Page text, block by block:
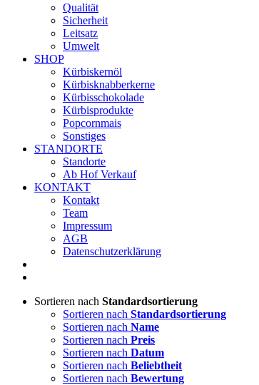
Qualität
Sicherheit
Leitsatz
Umwelt
SHOP
Kürbiskernöl
Kürbisknabberkerne
Kürbisschokolade
Kürbisprodukte
Popcornmais
Sonstiges
STANDORTE
Standorte
Ab Hof Verkauf
KONTAKT
Kontakt
Team
Impressum
AGB
Datenschutzerklärung
Sortieren nach Standardsortierung
Sortieren nach Standardsortierung
Sortieren nach Name
Sortieren nach Preis
Sortieren nach Datum
Sortieren nach Beliebtheit
Sortieren nach Bewertung